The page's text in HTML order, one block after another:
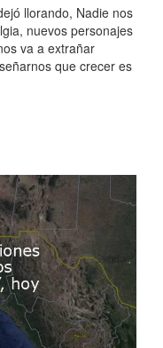
llorando, Nadie nos
nuevos personajes
va a extrañar
que crecer es